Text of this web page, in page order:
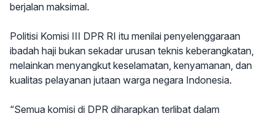
berjalan maksimal.
Politisi Komisi III DPR RI itu menilai penyelenggaraan
ibadah haji bukan sekadar urusan teknis keberangkatan,
melainkan menyangkut keselamatan, kenyamanan, dan
kualitas pelayanan jutaan warga negara Indonesia.
“Semua komisi di DPR diharapkan terlibat dalam